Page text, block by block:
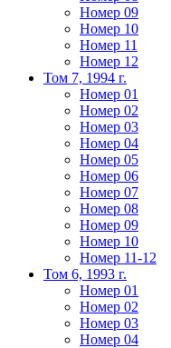
Номер 09
Номер 10
Номер 11
Номер 12
Том 7, 1994 г.
Номер 01
Номер 02
Номер 03
Номер 04
Номер 05
Номер 06
Номер 07
Номер 08
Номер 09
Номер 10
Номер 11-12
Том 6, 1993 г.
Номер 01
Номер 02
Номер 03
Номер 04